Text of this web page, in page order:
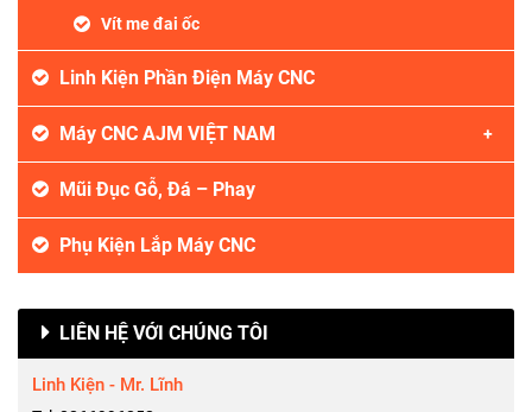
Vít me đai ốc
Linh Kiện Phần Điện Máy CNC
Máy CNC AJM VIỆT NAM
Mũi Đục Gỗ, Đá – Phay
Phụ Kiện Lắp Máy CNC
LIÊN HỆ VỚI CHÚNG TÔI
Linh Kiện - Mr. Lĩnh